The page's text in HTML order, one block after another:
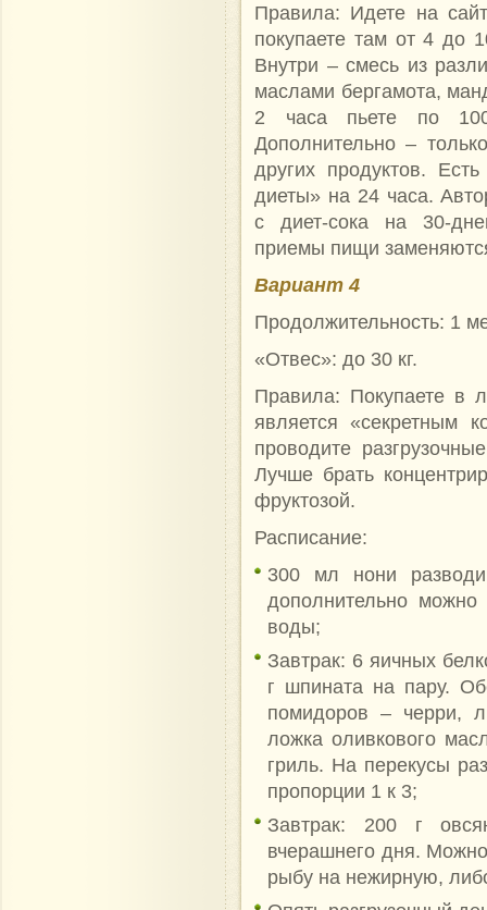
Правила: Идете на
покупаете там от 4 до
Внутри – смесь из
маслами бергамота,
2 часа пьете по
Дополнительно –
других продуктов.
диеты» на 24 часа.
с диет-сока на 30-
приемы пищи
Вариант 4
Продолжительность: 1
«Отвес»: до 30 кг.
Правила: Покупаете в
является «секретным
проводите
Лучше брать
фруктозой.
Расписание:
300 мл нони
дополнительно
воды;
Завтрак: 6 яичных
г шпината на пару.
помидоров – черри,
ложка оливкового
гриль. На перекусы
пропорции 1 к 3;
Завтрак: 200 г
вчерашнего дня.
рыбу на нежирную,